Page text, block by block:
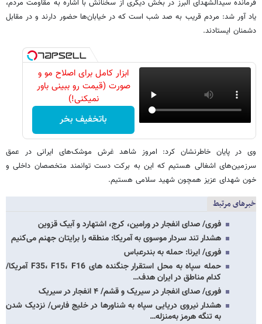
فرمانده سیدالشهدای البرز در بخش دیگری از سخنانش با اشاره به مقاومت مردم،
یاد آور شد: مردم قریب به صد شب است که در خیابان‌ها حضور دارند و در مقابل
دشمنان ایستادند.
ابزار کامل برای اصلاح مو و
صورت (قیمت رو ببینی باور
نمیکنی!)
باتخفیف بخر
وی در پایان خاطرنشان کرد: امروز شاهد غرش موشک‌های ایرانی در عمق
سرزمین‌های اشغالی هستیم که این به برکت دست توانمند متخصصان داخلی و
خون شهدای عزیز همچون شهید سلامی هستیم.
خبرهای مرتبط
فوری/ صدای انفجار در ورامین، کرج، اشتهارد و آبیک قزوین
هشدار تند سردار موسوی به آمریکا: منطقه را برایتان جهنم می‌کنیم
فوری/ ایرنا: حمله به بندرعباس
حمله سپاه به محل استقرار جنگنده های F35، F15، F16 آمریکا/
کدام مناطق در ایران هدف…
فوری/ صدای انفجار در سیریک و قشم/ ۴ انفجار در سیریک
هشدار نیروی دریایی سپاه به شناورها در خلیج فارس/ نزدیک شدن
به تنگه هرمز به‌منزله…